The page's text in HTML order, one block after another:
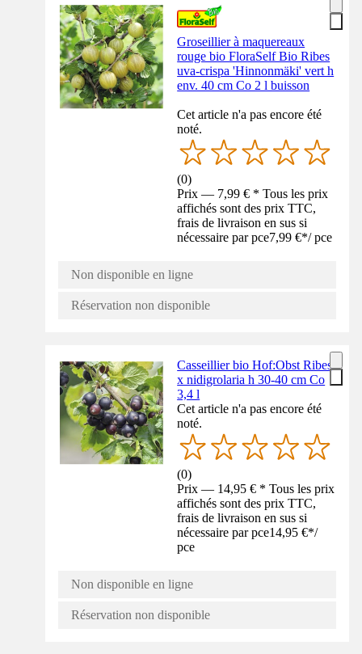
Groseillier à maquereaux
rouge bio FloraSelf Bio Ribes
uva-crispa 'Hinnonmäki' vert h
env. 40 cm Co 2 l buisson
Cet article n'a pas encore été
noté.
(0)
Prix — 7,99 € * Tous les prix
affichés sont des prix TTC,
frais de livraison en sus si
nécessaire par pce7,99 €*/ pce
Non disponible en ligne
Réservation non disponible
Casseillier bio Hof:Obst Ribes
x nidigrolaria h 30-40 cm Co
3,4 l
Cet article n'a pas encore été
noté.
(0)
Prix — 14,95 € * Tous les prix
affichés sont des prix TTC,
frais de livraison en sus si
nécessaire par pce14,95 €*/
pce
Non disponible en ligne
Réservation non disponible